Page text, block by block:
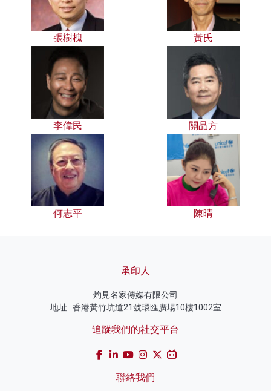
張樹槐 黃氏
李偉民 關品方
何志平 陳晴
承印人
灼見名家傳媒有限公司
地址 : 香港黃竹坑道21號環匯廣場10樓1002室
追蹤我們的社交平台
聯絡我們